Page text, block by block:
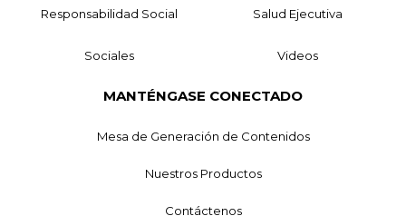
Responsabilidad Social Salud Ejecutiva
Sociales Videos
MANTÉNGASE CONECTADO
Mesa de Generación de Contenidos
Nuestros Productos
Contáctenos